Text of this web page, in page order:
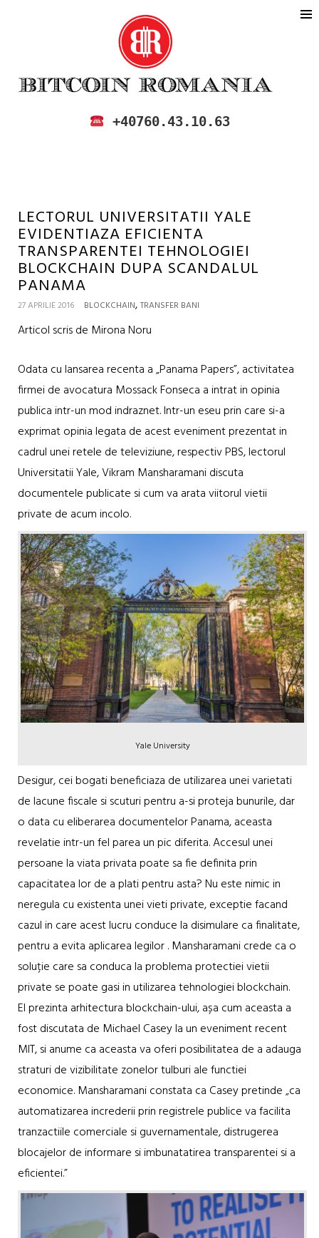
BITCOIN ROMANIA
CUMPARA SI VINDE BITCOIN IN
+40760.43.10.63
LECTORUL UNIVERSITATII YALE
EVIDENTIAZA EFICIENTA
TRANSPARENTEI TEHNOLOGIEI
BLOCKCHAIN DUPA SCANDALUL
PANAMA
27 APRILIE 2016 BLOCKCHAIN, TRANSFER BANI
Articol scris de Mirona Noru
Odata cu lansarea recenta a „Panama Papers”, activitatea
firmei de avocatura Mossack Fonseca a intrat in opinia
publica intr-un mod indraznet. Intr-un eseu prin care si-a
exprimat opinia legata de acest eveniment prezentat in
cadrul unei retele de televiziune, respectiv PBS, lectorul
Universitatii Yale, Vikram Mansharamani discuta
documentele publicate si cum va arata viitorul vietii
private de acum incolo.
Yale University
Desigur, cei bogati beneficiaza de utilizarea unei varietati
de lacune fiscale si scuturi pentru a-si proteja bunurile, dar
o data cu eliberarea documentelor Panama, aceasta
revelatie intr-un fel parea un pic diferita. Accesul unei
persoane la viata privata poate sa fie definita prin
capacitatea lor de a plati pentru asta? Nu este nimic in
neregula cu existenta unei vieti private, exceptie facand
cazul in care acest lucru conduce la disimulare ca finalitate,
pentru a evita aplicarea legilor . Mansharamani crede ca o
soluție care sa conduca la problema protectiei vietii
private se poate gasi in utilizarea tehnologiei blockchain.
El prezinta arhitectura blockchain-ului, așa cum aceasta a
fost discutata de Michael Casey la un eveniment recent
MIT, si anume ca aceasta va oferi posibilitatea de a adauga
straturi de vizibilitate zonelor tulburi ale functiei
economice. Mansharamani constata ca Casey pretinde „ca
automatizarea increderii prin registrele publice va facilita
tranzactiile comerciale si guvernamentale, distrugerea
blocajelor de informare si imbunatatirea transparentei si a
eficientei.”